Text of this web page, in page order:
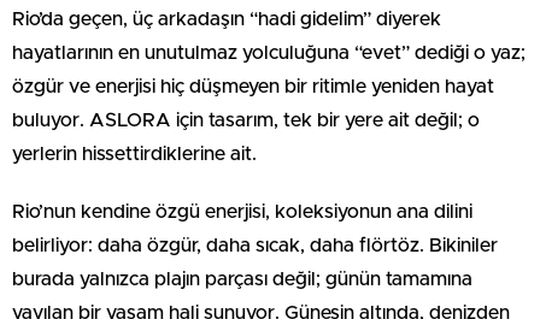
Rio’da geçen, üç arkadaşın “hadi gidelim” diyerek
hayatlarının en unutulmaz yolculuğuna “evet” dediği o yaz;
özgür ve enerjisi hiç düşmeyen bir ritimle yeniden hayat
buluyor. ASLORA için tasarım, tek bir yere ait değil; o
yerlerin hissettirdiklerine ait.
Rio’nun kendine özgü enerjisi, koleksiyonun ana dilini
belirliyor: daha özgür, daha sıcak, daha flörtöz. Bikiniler
burada yalnızca plajın parçası değil; günün tamamına
yayılan bir yaşam hali sunuyor. Güneşin altında, denizden